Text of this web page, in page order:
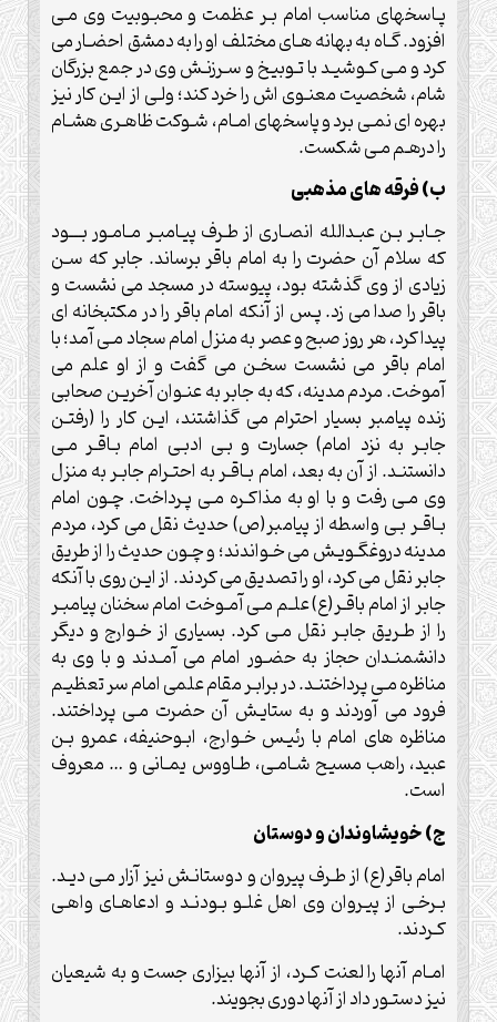
پـاسخهاى مناسب امام بـر عظمت و محبـوبيت وى مـى
افزود. گـاه به بهانه هـاى مختلف او را به دمشق احضـار مى
كرد و مـى كـوشيـد با تـوبيخ و سـرزنـش وى در جمع بزرگان
شام، شخصيت معنـوى اش را خرد كند؛ ولـى از ايـن كار نيز
بهره اى نمـى برد و پاسخهاى امـام، شـوكت ظاهـرى هشـام
را درهـم مـى شكست.
ب) فرقه هاى مذهبى
جـابـر بـن عبـدالله انصـارى از طـرف پيـامبـر مـامـور بـــود
كه سلام آن حضرت را به امام باقر برساند. جابر كه سـن
زيادى از وى گذشته بود، پيوسته در مسجد مى نشست و
باقر را صدا مى زد. پـس از آنكه امام باقر را در مكتبخانه اى
پيدا كرد، هر روز صبح و عصر به منزل امام سجاد مـی آمد؛ با
امام باقر مى نشست سخـن مى گفت و از او علم می
آموخت. مردم مدينه، كه به جابر به عنـوان آخريـن صحابى
زنده پيامبر بسيار احترام مى گذاشتند، ايـن كار را (رفتـن
جابـر به نزد امام) جسارت و بـى ادبـى امام بـاقـر مـى
دانستنـد. از آن به بعد، امام بـاقـر به احتـرام جابـر به منزل
وى مـى رفت و با او به مذاكـره مـى پـرداخت. چـون امام
بـاقـر بـى واسطه از پيامبر(ص) حديث نقل مى كرد، مردم
مدينه دروغگـويـش مى خـواندند؛ و چـون حديث را از طريق
جابر نقل مى كرد، او را تصديق مى كردند. از ايـن روى با آنكه
جابر از امام باقـر(ع) علـم مـی آمـوخت امام سخنان پيامبـر
را از طـريق جابـر نقل مـى كرد. بسيارى از خـوارج و ديگر
دانشمنـدان حجاز به حضـور امام می آمـدند و با وى به
مناظره مـى پرداختنـد. در برابـر مقام علمى امام سر تعظيـم
فرود می آوردند و به ستايـش آن حضرت مـى پرداختند.
مناظره هاى امام با رئيـس خـوارج، ابـوحنيفه، عمرو بـن
عبيد، راهب مسيح شـامـى، طـاووس يمـانى و … معروف
است.
ج) خويشاوندان و دوستان
امام باقر(ع) از طـرف پيروان و دوستانـش نيز آزار مـى ديـد.
بـرخـى از پيـروان وى اهل غلـو بـودنـد و ادعاهـاى واهـى
كـردند.
امـام آنها را لعنت كـرد، از آنها بيزارى جست و به شيعيان
نيز دستـور داد از آنها دورى بجويند.